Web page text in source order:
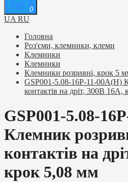
0
UA RU
Головна
Роз'єми, клемники, клеми
Клемники
Клемники
Клемники розривні, крок 5
GSP001-5.08-16P-11-00A(H)
контактів на дріт, 300В 16A,
GSP001-5.08-
Клемник
контактів на
крок 5,08 мм